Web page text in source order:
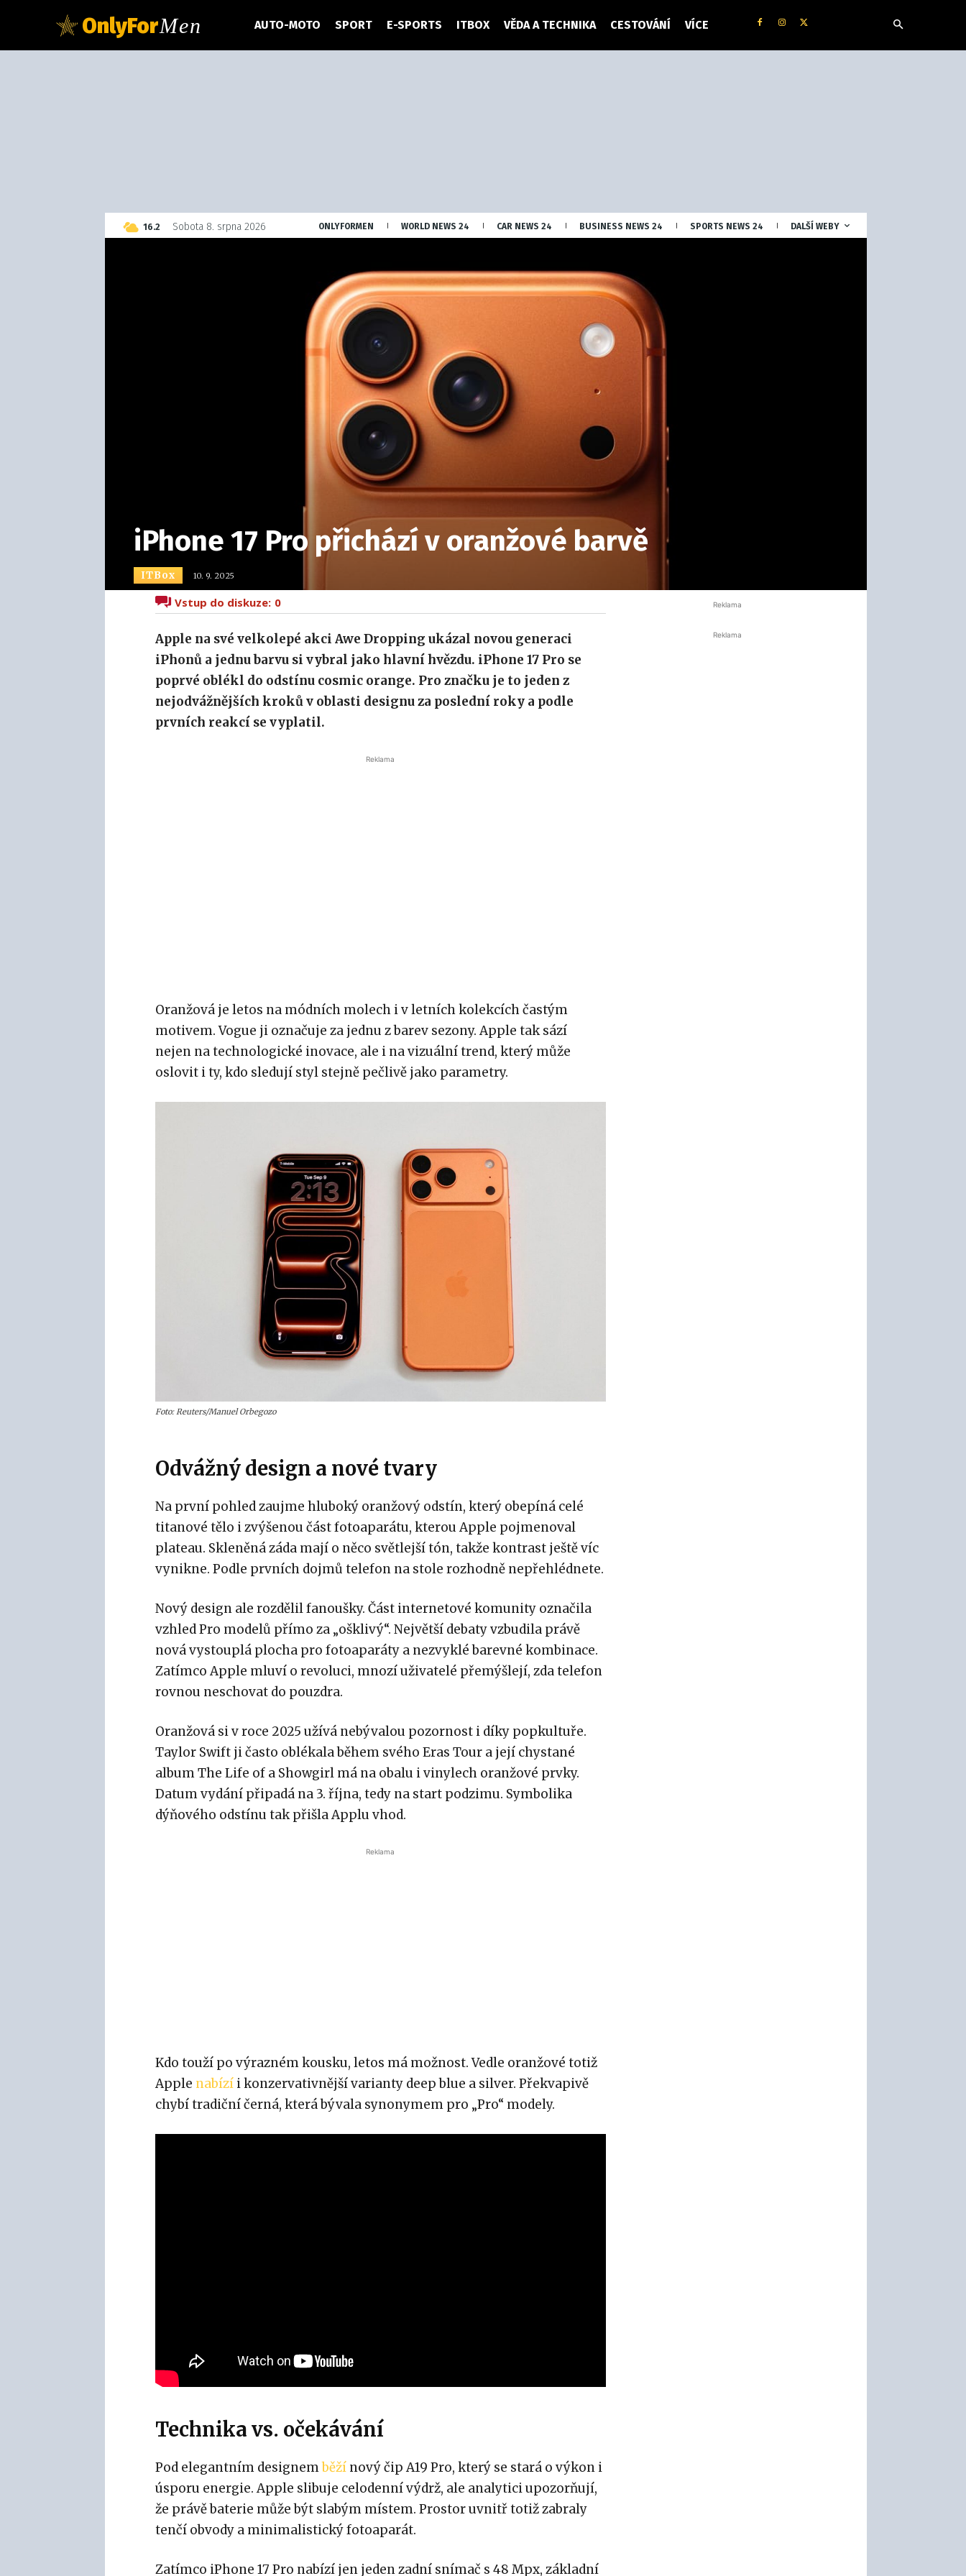
OnlyForMen AUTO-MOTO SPORT E-SPORTS ITBOX VĚDA A TECHNIKA CESTOVÁNÍ VÍCE
16.2 Czech
Sobota 8. srpna 2026 ONLYFORMEN WORLD NEWS 24 CAR NEWS 24 BUSINESS NEWS 24 SPORTS NEWS 24 DALŠÍ WEBY
iPhone 17 Pro přichází v oranžové barvě
ITBox 10. 9. 2025
Vstup do diskuze: 0
Apple na své velkolepé akci Awe Dropping ukázal novou generaci
iPhonů a jednu barvu si vybral jako hlavní hvězdu. iPhone 17 Pro se
poprvé oblékl do odstínu cosmic orange. Pro značku je to jeden z
nejodvážnějších kroků v oblasti designu za poslední roky a podle
prvních reakcí se vyplatil.
Reklama
Oranžová je letos na módních molech i v letních kolekcích častým
motivem. Vogue ji označuje za jednu z barev sezony. Apple tak sází
nejen na technologické inovace, ale i na vizuální trend, který může
oslovit i ty, kdo sledují styl stejně pečlivě jako parametry.
Foto: Reuters/Manuel Orbegozo
Odvážný design a nové tvary
Na první pohled zaujme hluboký oranžový odstín, který obepíná celé
titanové tělo i zvýšenou část fotoaparátu, kterou Apple pojmenoval
plateau. Skleněná záda mají o něco světlejší tón, takže kontrast ještě víc
vynikne. Podle prvních dojmů telefon na stole rozhodně nepřehlédnete.
Nový design ale rozdělil fanoušky. Část internetové komunity označila
vzhled Pro modelů přímo za „ošklivý“. Největší debaty vzbudila právě
nová vystouplá plocha pro fotoaparáty a nezvyklé barevné kombinace.
Zatímco Apple mluví o revoluci, mnozí uživatelé přemýšlejí, zda telefon
rovnou neschovat do pouzdra.
Oranžová si v roce 2025 užívá nebývalou pozornost i díky popkultuře.
Taylor Swift ji často oblékala během svého Eras Tour a její chystané
album The Life of a Showgirl má na obalu i vinylech oranžové prvky.
Datum vydání připadá na 3. října, tedy na start podzimu. Symbolika
dýňového odstínu tak přišla Applu vhod.
Reklama
Kdo touží po výrazném kousku, letos má možnost. Vedle oranžové totiž
Apple nabízí i konzervativnější varianty deep blue a silver. Překvapivě
chybí tradiční černá, která bývala synonymem pro „Pro“ modely.
Technika vs. očekávání
Pod elegantním designemběží nový čip A19 Pro, který se stará o výkon i
úsporu energie. Apple slibuje celodenní výdrž, ale analytici upozorňují,
že právě baterie může být slabým místem. Prostor uvnitř totiž zabraly
tenčí obvody a minimalistický fotoaparát.
Zatímco iPhone 17 Pro nabízí jen jeden zadní snímač s 48 Mpx, základní
Reklama
Reklama